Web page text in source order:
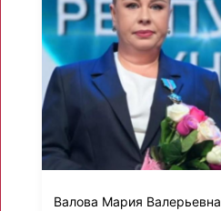
Валова Мария Валерьевна